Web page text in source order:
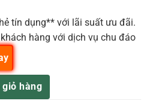
tín dụng** với lãi suất ưu đãi.
hàng với dịch vụ chu đáo
light 450W Mitek số lượng
giỏ hàng